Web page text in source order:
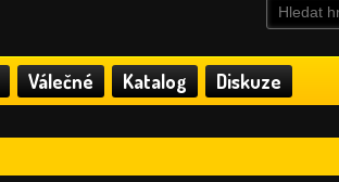
Válečné Katalog Diskuze